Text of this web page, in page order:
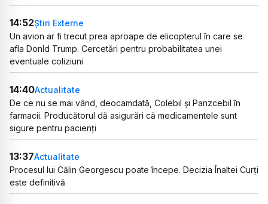
14:52Știri Externe
Un avion ar fi trecut prea aproape de elicopterul în care se
afla Donld Trump. Cercetări pentru probabilitatea unei
eventuale coliziuni
14:40Actualitate
De ce nu se mai vând, deocamdată, Colebil și Panzcebil în
farmacii. Producătorul dă asigurări că medicamentele sunt
sigure pentru pacienți
13:37Actualitate
Procesul lui Călin Georgescu poate începe. Decizia Înaltei Curți
este definitivă